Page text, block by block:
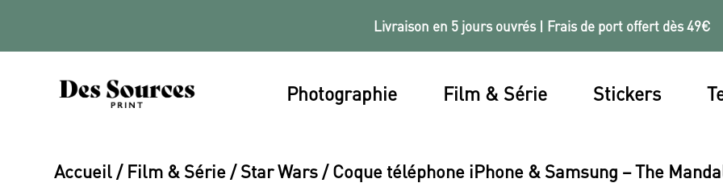
Livraison en 5 jours ouvrés | Frais de port offert dès 49€
Photographie Film & Série Stickers
Accueil / Film & Série /Star Wars / Coque téléphone iPhone & Samsung – The